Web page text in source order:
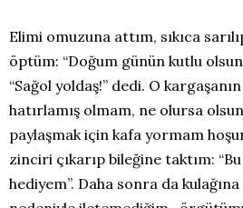
Elimi omuzuna attım, sıkıca
öptüm: “Doğum günün kutlu
“Sağol yoldaş!” dedi. O
hatırlamış olmam, ne olursa
paylaşmak için kafa yormam
zinciri çıkarıp bileğine taktım:
hediyem”. Daha sonra da